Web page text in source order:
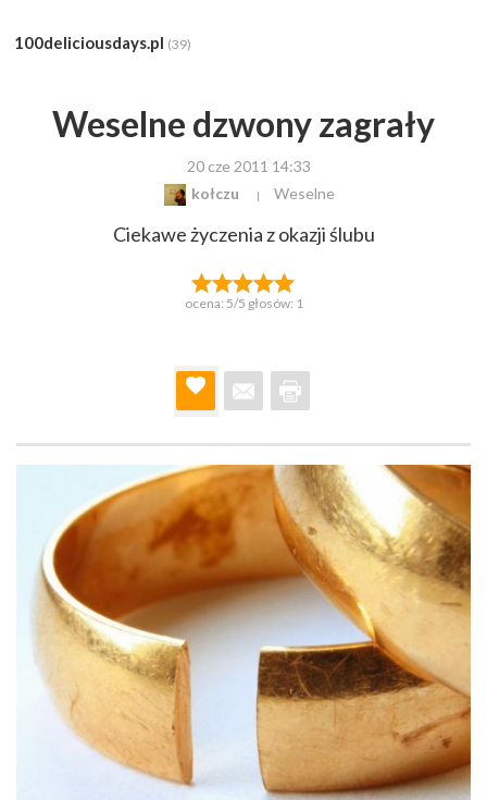
100deliciousdays.pl (39)
Weselne dzwony zagrały
20 cze 2011 14:33
kołczu
Weselne
Ciekawe życzenia z okazji ślubu
ocena: 5/5 głosów: 1